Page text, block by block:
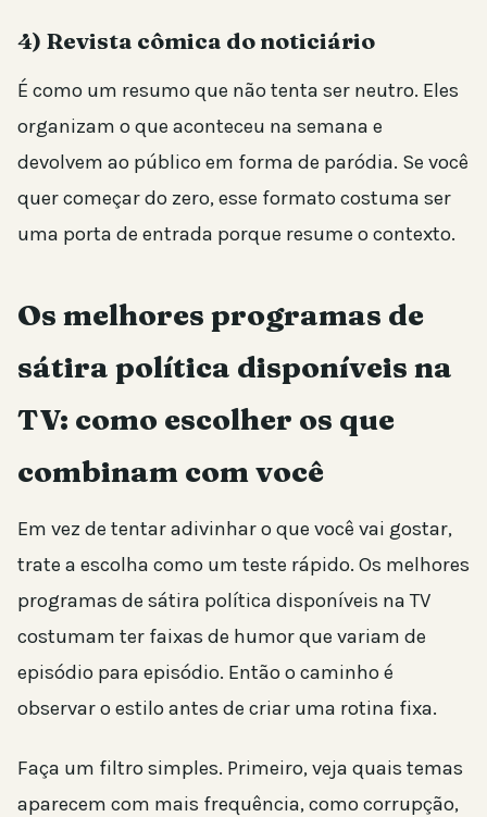
4) Revista cômica do noticiário
É como um resumo que não tenta ser neutro. Eles
organizam o que aconteceu na semana e
devolvem ao público em forma de paródia. Se você
quer começar do zero, esse formato costuma ser
uma porta de entrada porque resume o contexto.
Os melhores programas de
sátira política disponíveis na
TV: como escolher os que
combinam com você
Em vez de tentar adivinhar o que você vai gostar,
trate a escolha como um teste rápido. Os melhores
programas de sátira política disponíveis na TV
costumam ter faixas de humor que variam de
episódio para episódio. Então o caminho é
observar o estilo antes de criar uma rotina fixa.
Faça um filtro simples. Primeiro, veja quais temas
aparecem com mais frequência, como corrupção,